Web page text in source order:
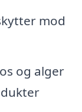
mod
og alger